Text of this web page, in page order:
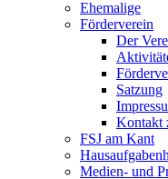
Ehemalige
Förderverein
Der
Satzung
Kontakt
FSJ am Kant
Medien- und